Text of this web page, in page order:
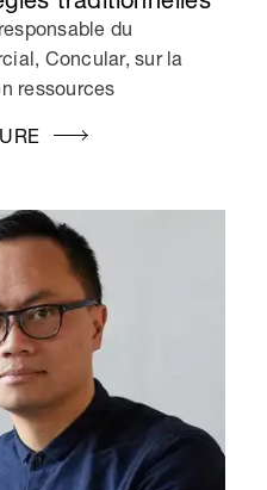
du
Concular, sur la
ressources